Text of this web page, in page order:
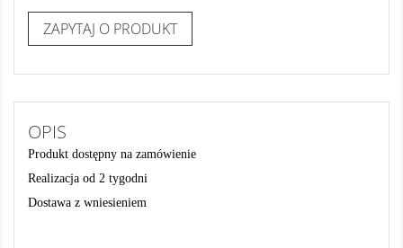
OPIS
Produkt dostępny na zamówienie
Realizacja od 2 tygodni
Dostawa z wniesieniem
ZAPYTAJ O PRODUKT